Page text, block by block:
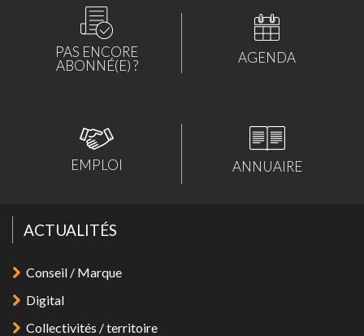
PAS ENCORE
ABONNÉ(E) ?
AGENDA
EMPLOI ANNUAIRE
ACTUALITÉS
Conseil / Marque
Digital
Collectivités / territoire